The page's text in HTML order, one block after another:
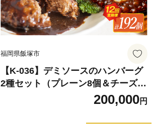
福岡県飯塚市
【K-036】デミソースのハンバーグ
2種セット（プレーン8個＆チーズ8
個）計16個【毎月定期便(計12回発
200,000円